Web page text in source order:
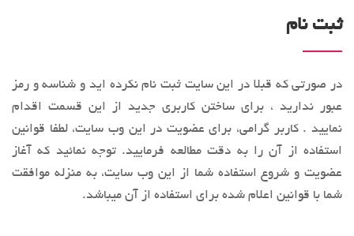
ثبت نام
در صورتی که قبلا در این سایت ثبت نام نکرده اید و شناسه و رمز
عبور ندارید ، برای ساختن کاربری جدید از این قسمت اقدام
نمایید . کاربر گرامی، براي عضویت در این وب‌ سایت، لطفا قوانین
استفاده از آن را به‌ دقت مطالعه فرماييد. توجه نمائید كه آغاز
عضويت و شروع استفاده شما از این وب‌ سایت، به منزله موافقت
شما با قوانین اعلام ‌شده برای استفاده از آن میباشد.